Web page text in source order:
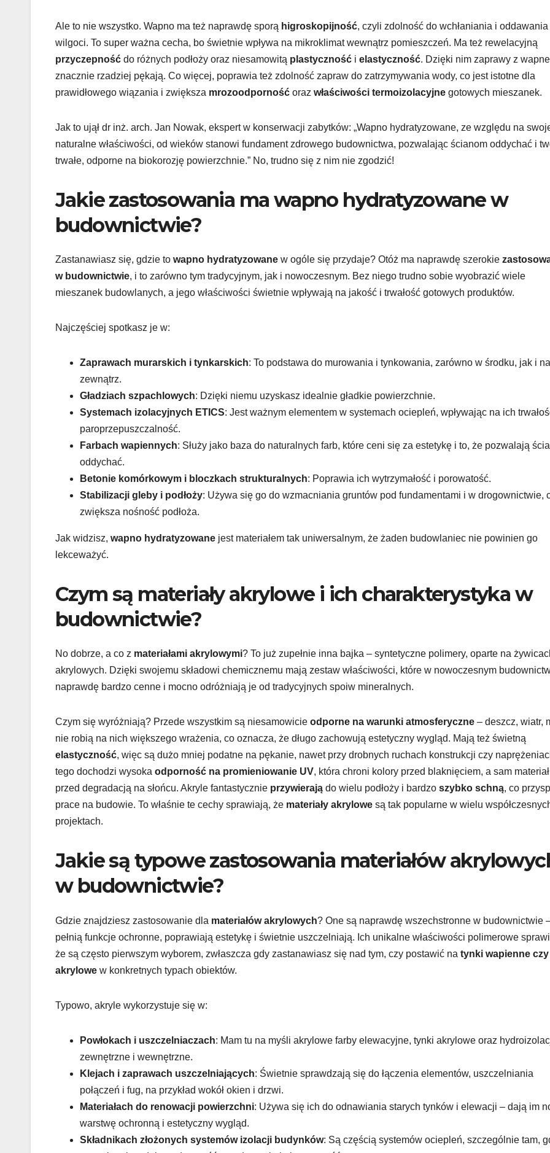
Ale to nie wszystko. Wapno ma też naprawdę sporą higroskopijność, czyli zdolność do wchłaniania i oddawania
wilgoci. To super ważna cecha, bo świetnie wpływa na mikroklimat wewnątrz pomieszczeń. Ma też rewelacyjną
przyczepność do różnych podłoży oraz niesamowitą plastyczność i elastyczność. Dzięki nim zaprawy z
znacznie rzadziej pękają. Co więcej, poprawia też zdolność zapraw do zatrzymywania wody, co jest istotne dla
prawidłowego wiązania i zwiększa mrozoodporność oraz właściwości termoizolacyjne gotowych mieszanek.
Jak to ujął dr inż. arch. Jan Nowak, ekspert w konserwacji zabytków: „Wapno hydratyzowane, ze względu na
naturalne właściwości, od wieków stanowi fundament zdrowego budownictwa, pozwalając ścianom oddychać i
trwałe, odporne na biokorozję powierzchnie.” No, trudno się z nim nie zgodzić!
Jakie zastosowania ma wapno hydratyzowane w
budownictwie?
Zastanawiasz się, gdzie to wapno hydratyzowane w ogóle się przydaje? Otóż ma naprawdę szerokie
w budownictwie, i to zarówno tym tradycyjnym, jak i nowoczesnym. Bez niego trudno sobie wyobrazić wiele
mieszanek budowlanych, a jego właściwości świetnie wpływają na jakość i trwałość gotowych produktów.
Najczęściej spotkasz je w:
Zaprawach murarskich i tynkarskich: To podstawa do murowania i tynkowania, zarówno w środku, jak i na
zewnątrz.
Gładziach szpachlowych: Dzięki niemu uzyskasz idealnie gładkie powierzchnie.
Systemach izolacyjnych ETICS: Jest ważnym elementem w systemach ociepleń, wpływając na ich
paroprzepuszczalność.
Farbach wapiennych: Służy jako baza do naturalnych farb, które ceni się za estetykę i to, że pozwalają
oddychać.
Betonie komórkowym i bloczkach strukturalnych: Poprawia ich wytrzymałość i porowatość.
Stabilizacji gleby i podłoży: Używa się go do wzmacniania gruntów pod fundamentami i w drogownictwie,
zwiększa nośność podłoża.
Jak widzisz, wapno hydratyzowane jest materiałem tak uniwersalnym, że żaden budowlaniec nie powinien go
lekceważyć.
Czym są materiały akrylowe i ich charakterystyka w
budownictwie?
No dobrze, a co z materiałami akrylowymi? To już zupełnie inna bajka – syntetyczne polimery, oparte na
akrylowych. Dzięki swojemu składowi chemicznemu mają zestaw właściwości, które w nowoczesnym
naprawdę bardzo cenne i mocno odróżniają je od tradycyjnych spoiw mineralnych.
Czym się wyróżniają? Przede wszystkim są niesamowicie odporne na warunki atmosferyczne – deszcz, wiatr,
nie robią na nich większego wrażenia, co oznacza, że długo zachowują estetyczny wygląd. Mają też świetną
elastyczność, więc są dużo mniej podatne na pękanie, nawet przy drobnych ruchach konstrukcji czy
tego dochodzi wysoka odporność na promieniowanie UV, która chroni kolory przed blaknięciem, a sam materiał
przed degradacją na słońcu. Akryle fantastycznie przywierają do wielu podłoży i bardzo szybko schną, co
prace na budowie. To właśnie te cechy sprawiają, że materiały akrylowe są tak popularne w wielu
projektach.
Jakie są typowe zastosowania materiałów
w budownictwie?
Gdzie znajdziesz zastosowanie dla materiałów akrylowych? One są naprawdę wszechstronne w budownictwie
pełnią funkcje ochronne, poprawiają estetykę i świetnie uszczelniają. Ich unikalne właściwości polimerowe
że są często pierwszym wyborem, zwłaszcza gdy zastanawiasz się nad tym, czy postawić na tynki wapienne czy
akrylowe w konkretnych typach obiektów.
Typowo, akryle wykorzystuje się w:
Powłokach i uszczelniaczach: Mam tu na myśli akrylowe farby elewacyjne, tynki akrylowe oraz
zewnętrzne i wewnętrzne.
Klejach i zaprawach uszczelniających: Świetnie sprawdzają się do łączenia elementów, uszczelniania
połączeń i fug, na przykład wokół okien i drzwi.
Materiałach do renowacji powierzchni: Używa się ich do odnawiania starych tynków i elewacji – dają im
warstwę ochronną i estetyczny wygląd.
Składnikach złożonych systemów izolacji budynków: Są częścią systemów ociepleń, szczególnie tam,